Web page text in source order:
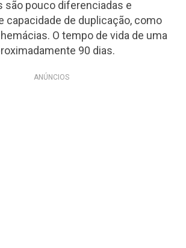
são pouco diferenciadas e
capacidade de duplicação, como
O tempo de vida de uma
90 dias.
ANÚNCIOS